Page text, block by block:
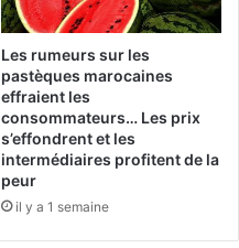
Les rumeurs sur les
pastèques marocaines
effraient les
consommateurs… Les prix
s’effondrent et les
intermédiaires profitent de la
peur
il y a 1 semaine